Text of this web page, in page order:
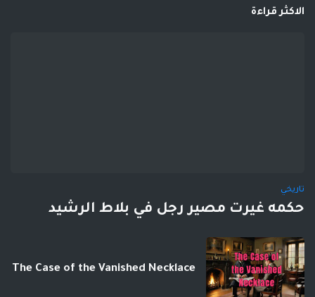
الاكثر قراءة
تاريخي
حكمه غيرت مصير رجل في بلاط الرشيد
The Case of the Vanished Necklace